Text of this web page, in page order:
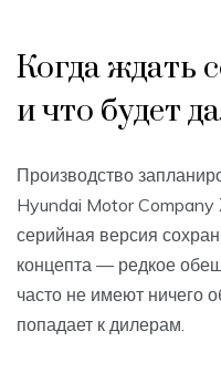
Когда ждать
и что будет
Производство
Hyundai Motor
серийная версия
концепта — редкое
часто не имеют ничего
попадает к дилерам.